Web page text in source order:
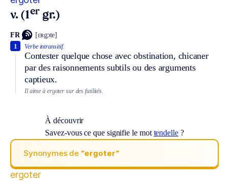
v. (1er gr.)
FR [ɛʀgɔte]
Verbe intransitif.
Contester quelque chose avec obstination, chicaner
par des raisonnements subtils ou des arguments
captieux.
1
Il aime à ergoter sur des futilités.
À découvrir
Savez-vous ce que signifie le mot tendelle?
Synonymes de “ergoter“
ergoter